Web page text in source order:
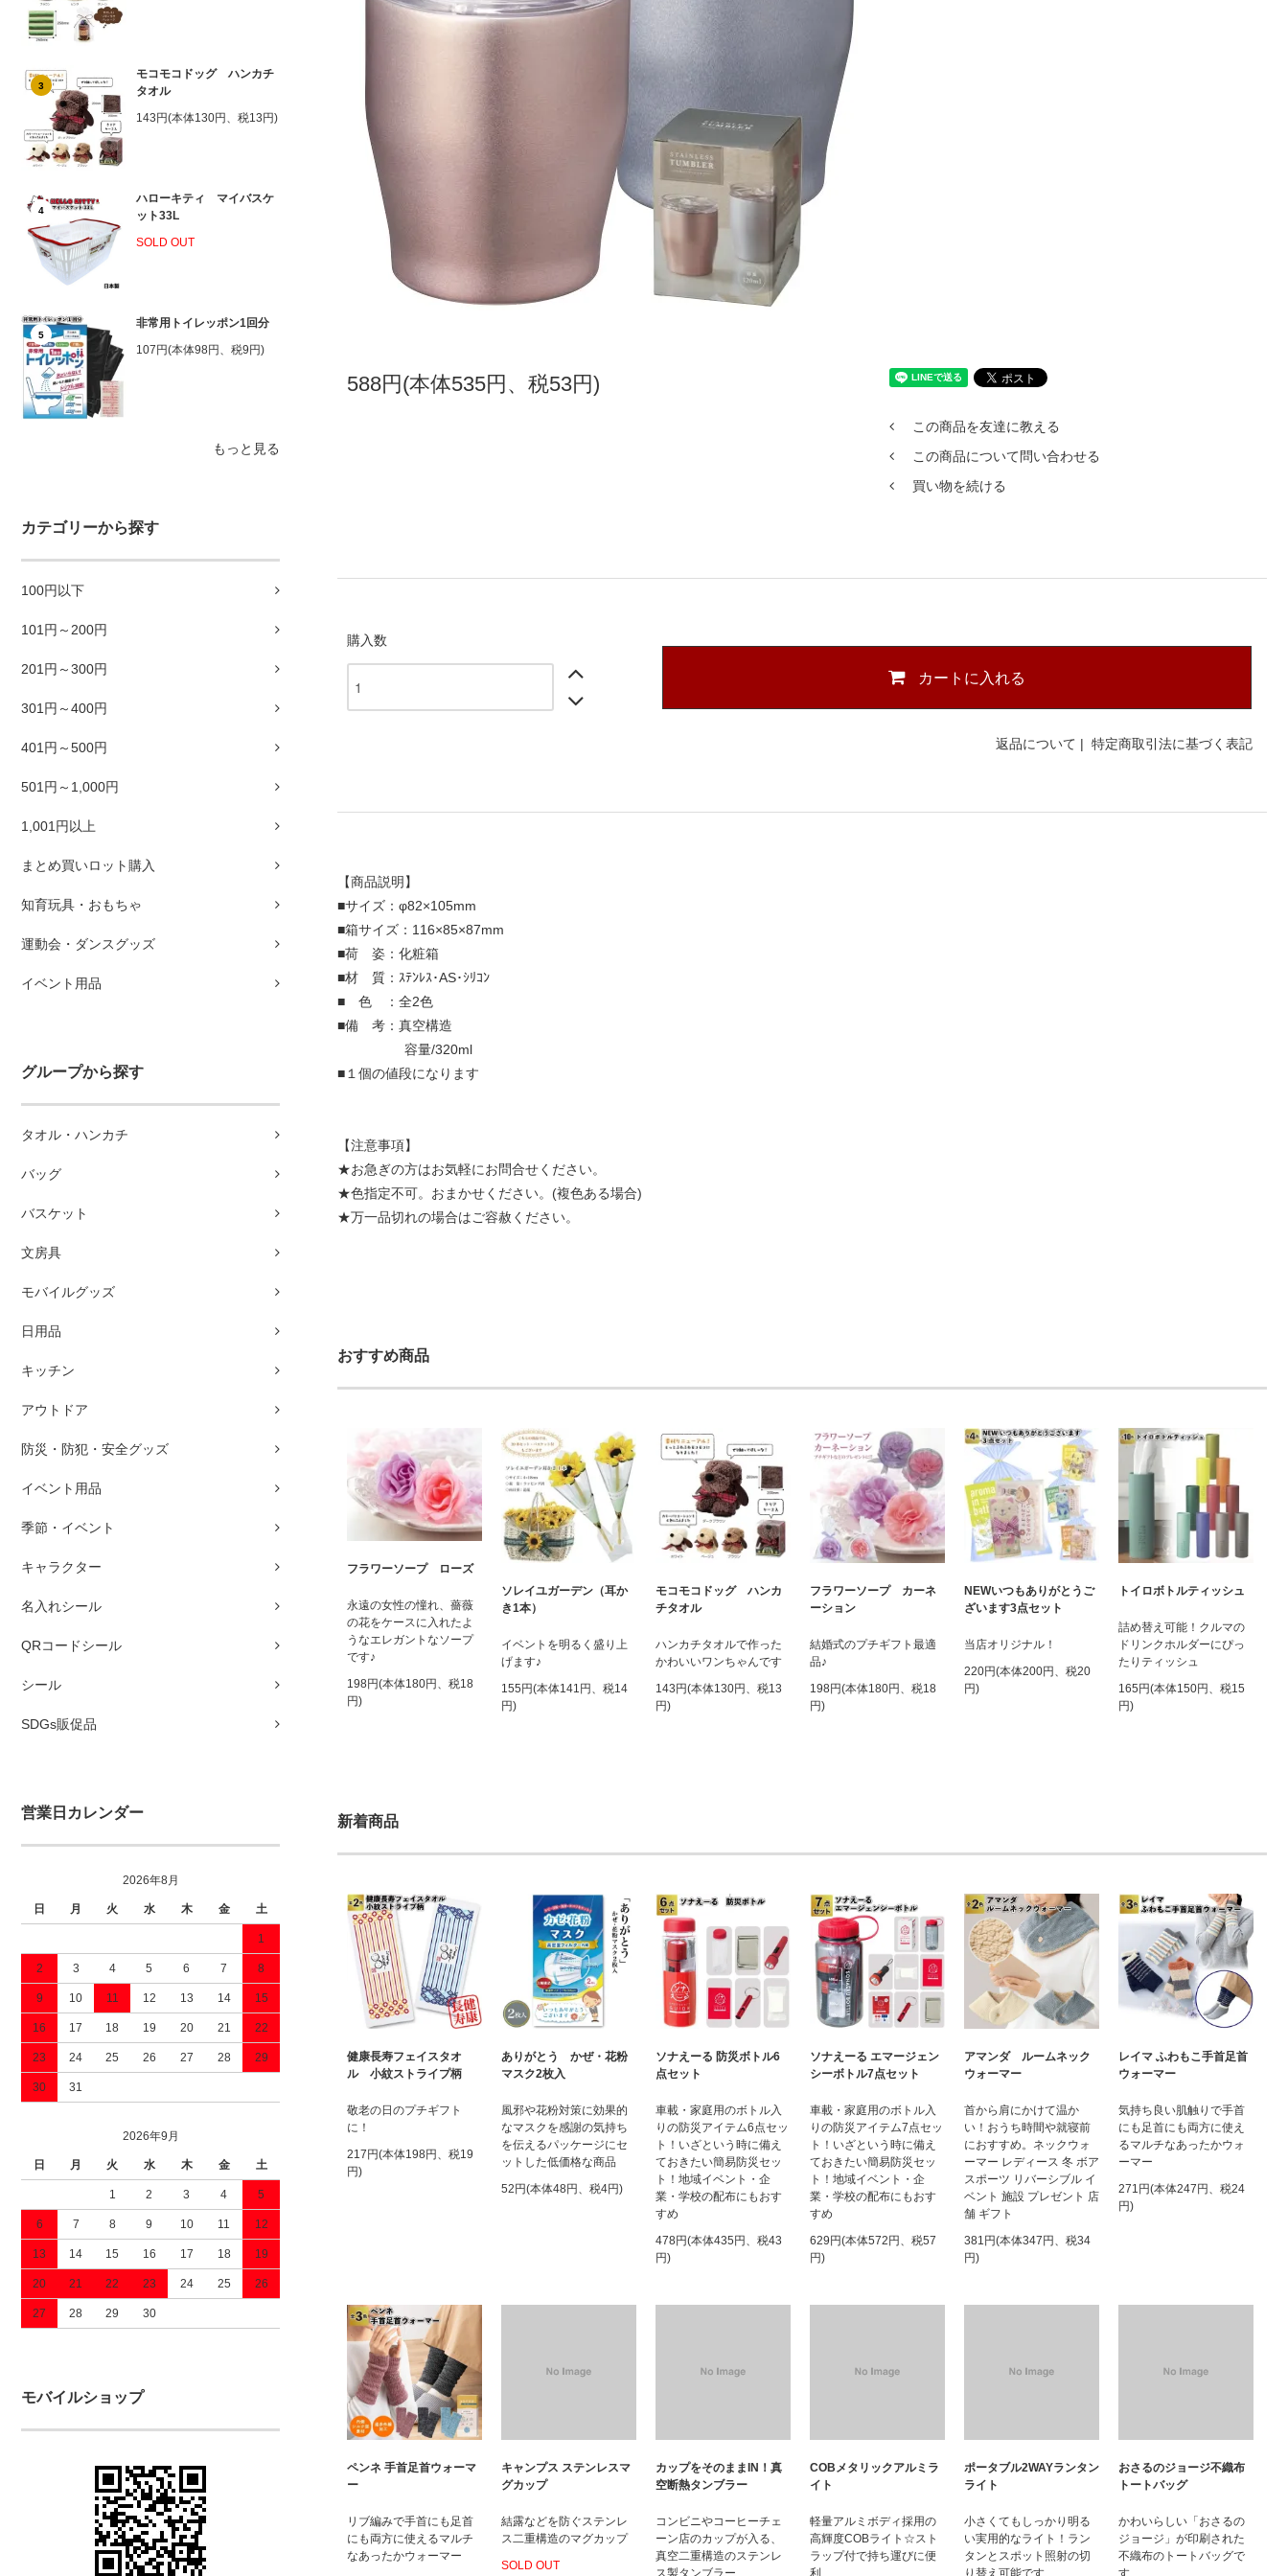
3
モコモコドッグ ハンカチ
タオル
143円(本体130円、税13円)
4
ハローキティ マイバスケ
ット33L
SOLD OUT
5
非常用トイレッポン1回分
107円(本体98円、税9円)
もっと見る
カテゴリーから探す
100円以下
101円～200円
201円～300円
301円～400円
401円～500円
501円～1,000円
1,001円以上
まとめ買いロット購入
知育玩具・おもちゃ
運動会・ダンスグッズ
イベント用品
グループから探す
タオル・ハンカチ
バッグ
バスケット
文房具
モバイルグッズ
日用品
キッチン
アウトドア
防災・防犯・安全グッズ
イベント用品
季節・イベント
キャラクター
名入れシール
QRコードシール
シール
SDGs販促品
営業日カレンダー
2026年8月
日 月 火 水 木 金 土
1
2 3 4 5 6 7 8
9 10 11 12 13 14 15
16 17 18 19 20 21 22
23 24 25 26 27 28 29
30 31
2026年9月
日 月 火 水 木 金 土
1 2 3 4 5
6 7 8 9 10 11 12
13 14 15 16 17 18 19
20 21 22 23 24 25 26
27 28 29 30
モバイルショップ
588円(本体535円、税53円)
この商品を友達に教える
この商品について問い合わせる
買い物を続ける
購入数
カートに入れる
返品について | 特定商取引法に基づく表記
【商品説明】
■サイズ：φ82×105mm
■箱サイズ：116×85×87mm
■荷 姿：化粧箱
■材 質：ｽﾃﾝﾚｽ･AS･ｼﾘｺﾝ
■ 色 ：全2色
■備 考：真空構造
容量/320ml
■１個の値段になります
【注意事項】
★お急ぎの方はお気軽にお問合せください。
★色指定不可。おまかせください。(複色ある場合)
★万一品切れの場合はご容赦ください。
おすすめ商品
フラワーソープ ローズ
永遠の女性の憧れ、薔薇
の花をケースに入れたよ
うなエレガントなソープ
です♪
198円(本体180円、税18
円)
ソレイユガーデン（耳か
き1本）
イベントを明るく盛り上
げます♪
155円(本体141円、税14
円)
モコモコドッグ ハンカ
チタオル
ハンカチタオルで作った
かわいいワンちゃんです
143円(本体130円、税13
円)
フラワーソープ カーネ
ーション
結婚式のプチギフト最適
品♪
198円(本体180円、税18
円)
NEWいつもありがとうご
ざいます3点セット
当店オリジナル！
220円(本体200円、税20
円)
トイロボトルティッシュ
詰め替え可能！クルマの
ドリンクホルダーにぴっ
たりティッシュ
165円(本体150円、税15
円)
新着商品
健康長寿フェイスタオ
ル 小紋ストライプ柄
敬老の日のプチギフト
に！
217円(本体198円、税19
円)
ありがとう かぜ・花粉
マスク2枚入
風邪や花粉対策に効果的
なマスクを感謝の気持ち
を伝えるパッケージにセ
ットした低価格な商品
52円(本体48円、税4円)
ソナえーる 防災ボトル6
点セット
車載・家庭用のボトル入
りの防災アイテム6点セッ
ト！いざという時に備え
ておきたい簡易防災セッ
ト！地域イベント・企
業・学校の配布にもおす
すめ
478円(本体435円、税43
円)
ソナえーる エマージェン
シーボトル7点セット
車載・家庭用のボトル入
りの防災アイテム7点セッ
ト！いざという時に備え
ておきたい簡易防災セッ
ト！地域イベント・企
業・学校の配布にもおす
すめ
629円(本体572円、税57
円)
アマンダ ルームネック
ウォーマー
首から肩にかけて温か
い！おうち時間や就寝前
におすすめ。ネックウォ
ーマー レディース 冬 ボア
スポーツ リバーシブル イ
ベント 施設 プレゼント 店
舗 ギフト
381円(本体347円、税34
円)
レイマ ふわもこ手首足首
ウォーマー
気持ち良い肌触りで手首
にも足首にも両方に使え
るマルチなあったかウォ
ーマー
271円(本体247円、税24
円)
ペンネ 手首足首ウォーマ
ー
リブ編みで手首にも足首
にも両方に使えるマルチ
なあったかウォーマー
キャンプス ステンレスマ
グカップ
結露などを防ぐステンレ
ス二重構造のマグカップ
SOLD OUT
カップをそのままIN！真
空断熱タンブラー
コンビニやコーヒーチェ
ーン店のカップが入る、
真空二重構造のステンレ
ス製タンブラー
COBメタリックアルミラ
イト
軽量アルミボディ採用の
高輝度COBライト☆スト
ラップ付で持ち運びに便
利
ポータブル2WAYランタン
ライト
小さくてもしっかり明る
い実用的なライト！ラン
タンとスポット照射の切
り替え可能です
おさるのジョージ不織布
トートバッグ
かわいらしい「おさるの
ジョージ」が印刷された
不織布のトートバッグで
す